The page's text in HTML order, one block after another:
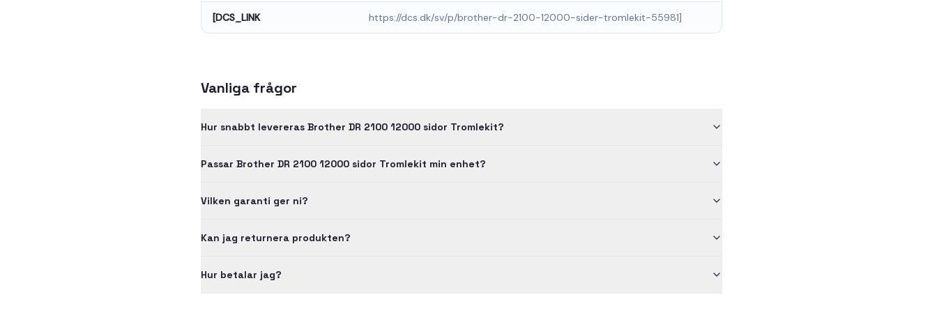
[DCS_LINK https://dcs.dk/sv/p/brother-dr-2100-12000-sider-tromlekit-55981]
Vanliga frågor
Hur snabbt levereras Brother DR 2100 12000 sidor Tromlekit?
Passar Brother DR 2100 12000 sidor Tromlekit min enhet?
Vilken garanti ger ni?
Kan jag returnera produkten?
Hur betalar jag?